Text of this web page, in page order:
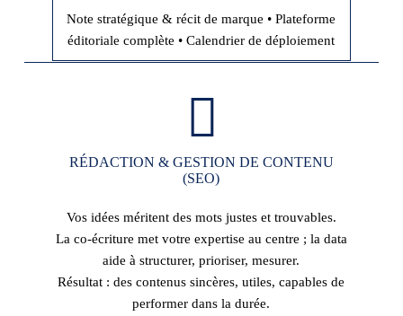
Note stratégique & récit de marque • Plateforme
éditoriale complète • Calendrier de déploiement
RÉDACTION & GESTION DE CONTENU
(SEO)
Vos idées méritent des mots justes et trouvables.
La co-écriture met votre expertise au centre ; la data
aide à structurer, prioriser, mesurer.
Résultat : des contenus sincères, utiles, capables de
performer dans la durée.